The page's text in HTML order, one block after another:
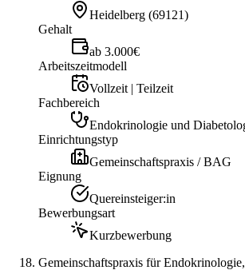
Heidelberg (69121)
Gehalt
ab 3.000€
Arbeitszeitmodell
Vollzeit | Teilzeit
Fachbereich
Endokrinologie und
Einrichtungstyp
Gemeinschaftspraxis / BAG
Eignung
Quereinsteiger:in
Bewerbungsart
Kurzbewerbung
Gemeinschaftspraxis für